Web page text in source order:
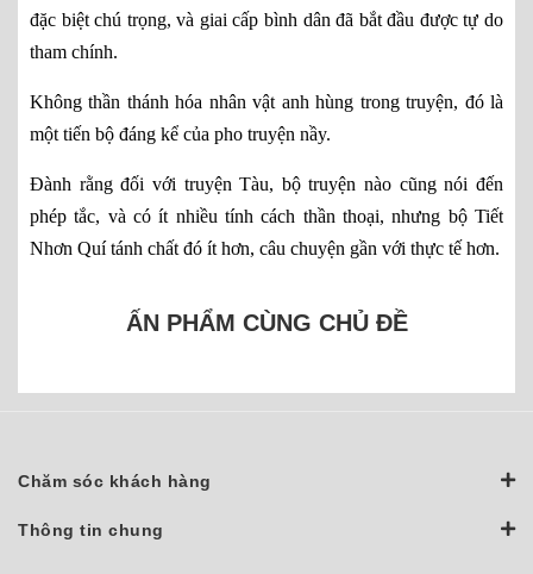
đặc biệt chú trọng, và giai cấp bình dân đã bắt đầu được tự do
tham chính.
Không thần thánh hóa nhân vật anh hùng trong truyện, đó là
một tiến bộ đáng kể của pho truyện nầy.
Đành rằng đối với truyện Tàu, bộ truyện nào cũng nói đến
phép tắc, và có ít nhiều tính cách thần thoại, nhưng bộ Tiết
Nhơn Quí tánh chất đó ít hơn, câu chuyện gần với thực tế hơn.
ẤN PHẨM CÙNG CHỦ ĐỀ
Chăm sóc khách hàng
Thông tin chung